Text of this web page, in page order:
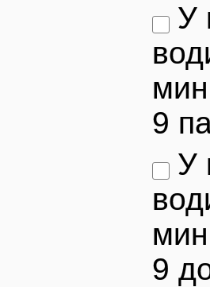
У
9
У
9